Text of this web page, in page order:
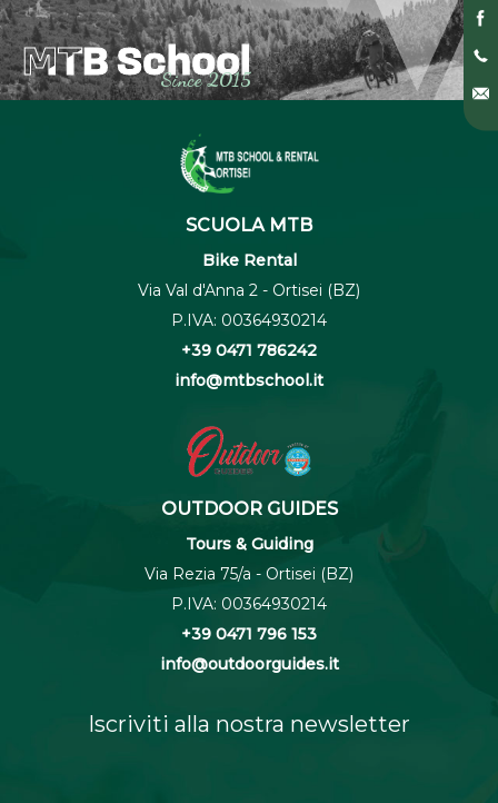
MTB School
MTB School
Since 2015
SCUOLA MTB
Bike Rental
Via Val d'Anna 2 - Ortisei (BZ)
P.IVA: 00364930214
+39 0471 786242
info@mtbschool.it
OUTDOOR GUIDES
Tours & Guiding
Via Rezia 75/a - Ortisei (BZ)
P.IVA: 00364930214
+39 0471 796 153
info@outdoorguides.it
Iscriviti alla nostra newsletter